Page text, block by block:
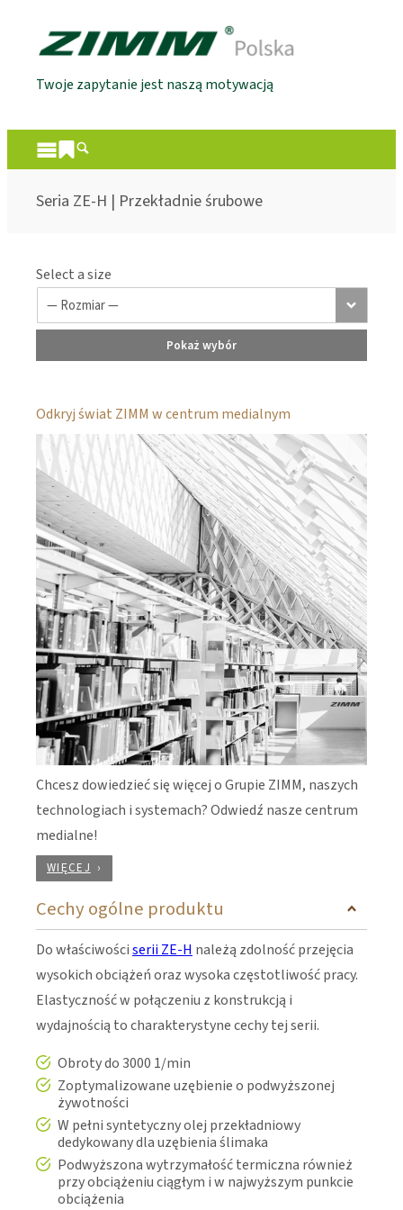
Twoje zapytanie jest naszą motywacją
Seria ZE-H | Przekładnie śrubowe
Select a size
Pokaż wybór
Odkryj świat ZIMM w centrum medialnym
Chcesz dowiedzieć się więcej o Grupie ZIMM, naszych
technologiach i systemach? Odwiedź nasze centrum
medialne!
WIĘCEJ
Cechy ogólne produktu
Do właściwościserii ZE-H należą zdolność przejęcia
wysokich obciążeń oraz wysoka częstotliwość pracy.
Elastyczność w połączeniu z konstrukcją i
wydajnością to charakterystyne cechy tej serii.
Obroty do 3000 1/min
Zoptymalizowane uzębienie o podwyższonej
żywotności
W pełni syntetyczny olej przekładniowy
dedykowany dla uzębienia ślimaka
Podwyższona wytrzymałość termiczna również
przy obciążeniu ciągłym i w najwyższym punkcie
obciążenia